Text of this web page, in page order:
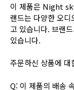
이 제품은 Night
랜드는 다양한 오
고 있습니다. 브랜
있습니다.
주문하신 상품에 대
Q: 이 제품의 배송